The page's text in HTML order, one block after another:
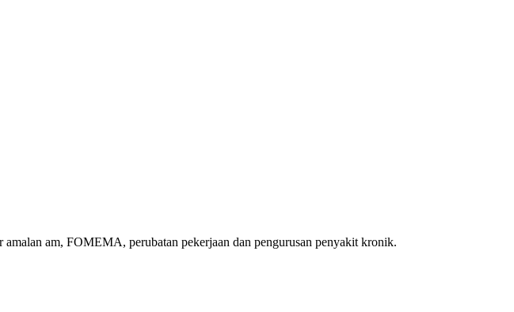
am, FOMEMA, perubatan pekerjaan dan pengurusan penyakit kronik.